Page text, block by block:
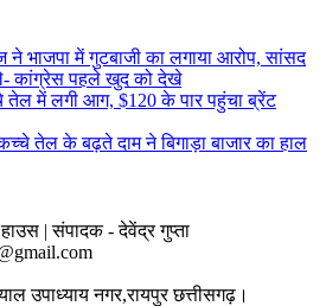
ने भाजपा में गुटबाजी का लगाया आरोप, सांसद
कांग्रेस पहले खुद को देखे
में लगी आग, $120 के पार पहुंचा ब्रेंट
तेल के बढ़ते दाम ने बिगाड़ा बाजार का हाल
हाउस | संपादक - देवेंद्र गुप्ता
उपाध्याय नगर,रायपुर छत्तीसगढ़।